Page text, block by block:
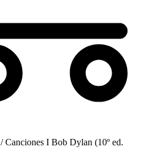
/ Canciones I Bob Dylan (10º ed.